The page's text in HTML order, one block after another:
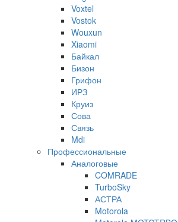
Voxtel
Vostok
Wouxun
Xiaomi
Байкал
Бизон
Грифон
ИРЗ
Круиз
Сова
Связь
Mdi
Профессиональные
Аналоговые
COMRADE
TurboSky
АСТРА
Motorola